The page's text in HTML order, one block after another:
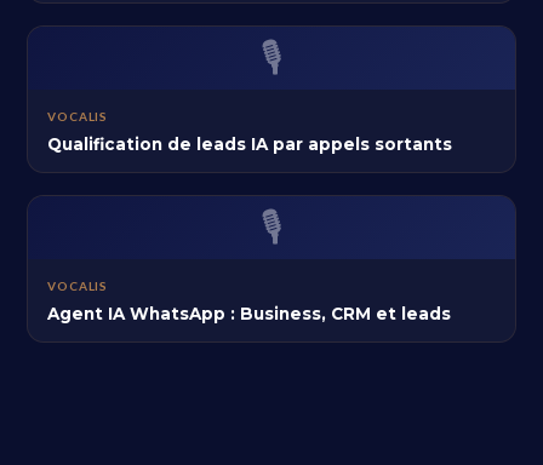
🎙️
VOCALIS
Qualification de leads IA par appels sortants
🎙️
VOCALIS
Agent IA WhatsApp : Business, CRM et leads